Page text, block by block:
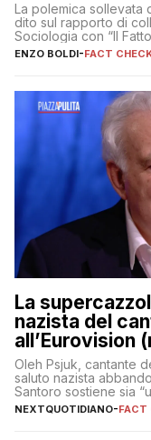
La polemica sollevata
dito sul rapporto di
Sociologia con “Il
erano volati stracci
ENZO BOLDI-FACT
La
nazista del
all’Eurovision
Oleh Psjuk, cantante
saluto nazista
Santoro sostiene sia
così
NEXTQUOTIDIANO-FACT